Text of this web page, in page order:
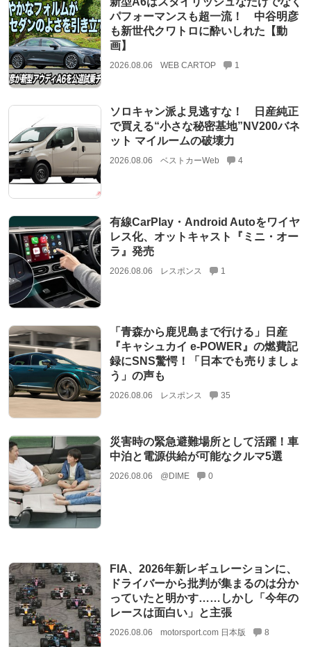
パフォーマンスも超一流！ 中谷明彦
も新世代クワトロに酔いしれた【動
画】
2026.08.06 WEB CARTOP 1
ソロキャン派よ見逃すな！ 日産純正
で買える“小さな秘密基地”NV200バネ
ット マイルームの破壊力
2026.08.06 ベストカーWeb 4
有線CarPlay・Android Autoをワイヤ
レス化、オットキャスト『ミニ・オー
ラ』発売
2026.08.06 レスポンス 1
「青森から鹿児島まで行ける」日産
『キャシュカイ e-POWER』の燃費記
録にSNS驚愕！「日本でも売りましょ
う」の声も
2026.08.06 レスポンス 35
災害時の緊急避難場所として活躍！車
中泊と電源供給が可能なクルマ5選
2026.08.06 @DIME 0
FIA、2026年新レギュレーションに、
ドライバーから批判が集まるのは分か
っていたと明かす……しかし「今年の
レースは面白い」と主張
2026.08.06 motorsport.com 日本版 8